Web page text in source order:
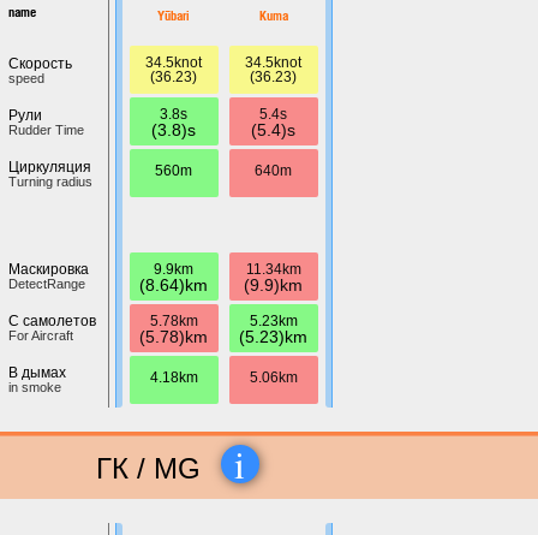
name
Скорость
speed
Рули
Rudder Time
Циркуляция
Turning radius
Маскировка
DetectRange
С самолетов
For Aircraft
В дымах
in smoke
Yūbari
34.5knot
(36.23)
3.8s
(3.8)s
560m
9.9km
(8.64)km
5.78km
(5.78)km
4.18km
Kuma
34.5knot
(36.23)
5.4s
(5.4)s
640m
11.34km
(9.9)km
5.23km
(5.23)km
5.06km
ГК / MG i